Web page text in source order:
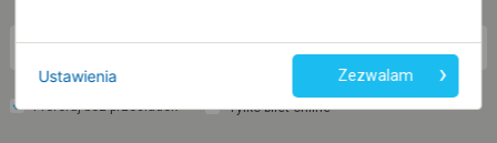
-- : --
Preferuj bez przesiadek Tylko bilet online
Ustawienia Zezwalam